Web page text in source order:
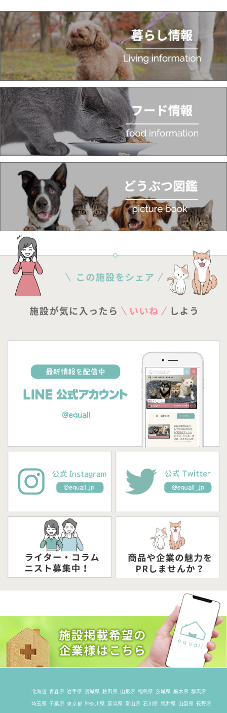
北海道 青森県 岩手県 宮城県 秋田県 山形県 福島県 茨城県 栃木県 群馬県
埼玉県 千葉県 東京都 神奈川県 新潟県 富山県 石川県 福井県 山梨県 長野県